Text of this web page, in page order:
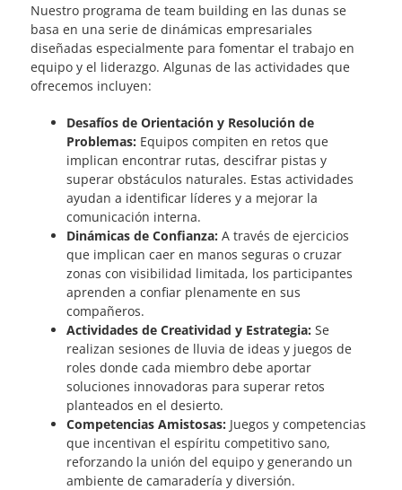
Nuestro programa de team building en las dunas se
basa en una serie de dinámicas empresariales
diseñadas especialmente para fomentar el trabajo en
equipo y el liderazgo. Algunas de las actividades que
ofrecemos incluyen:
Desafíos de Orientación y Resolución de
Problemas: Equipos compiten en retos que
implican encontrar rutas, descifrar pistas y
superar obstáculos naturales. Estas actividades
ayudan a identificar líderes y a mejorar la
comunicación interna.
Dinámicas de Confianza: A través de ejercicios
que implican caer en manos seguras o cruzar
zonas con visibilidad limitada, los participantes
aprenden a confiar plenamente en sus
compañeros.
Actividades de Creatividad y Estrategia: Se
realizan sesiones de lluvia de ideas y juegos de
roles donde cada miembro debe aportar
soluciones innovadoras para superar retos
planteados en el desierto.
Competencias Amistosas: Juegos y competencias
que incentivan el espíritu competitivo sano,
reforzando la unión del equipo y generando un
ambiente de camaradería y diversión.